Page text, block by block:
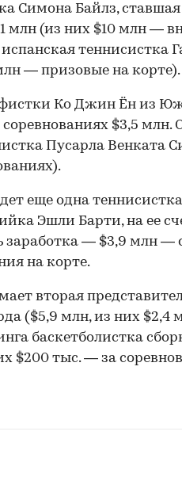
Симона Байлз,
млн (из них $10 млн —
теннисистка
— призовые на корте).
Ко Джин Ён из
$3,5 млн.
Пусарла Венката
еще одна
Эшли Барти, на ее
заработка — $3,9 млн —
на корте.
вторая
($5,9 млн, из них $2,4
баскетболистка
$200 тыс. — за